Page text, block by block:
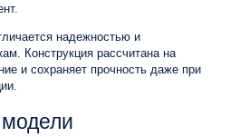
надежностью и
Конструкция рассчитана на
и сохраняет прочность даже при